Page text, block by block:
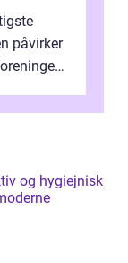
påvirker